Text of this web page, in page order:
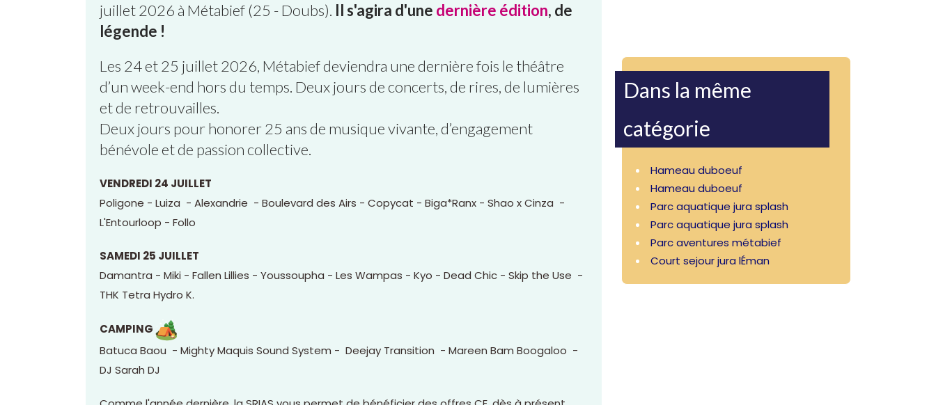
juillet 2026 à Métabief (25 - Doubs). Il s'agira d'une dernière édition, de
légende !
Les 24 et 25 juillet 2026, Métabief deviendra une dernière fois le théâtre
d’un week-end hors du temps. Deux jours de concerts, de rires, de lumières
et de retrouvailles.
Deux jours pour honorer 25 ans de musique vivante, d’engagement
bénévole et de passion collective.
VENDREDI 24 JUILLET
Poligone - Luiza - Alexandrie - Boulevard des Airs - Copycat - Biga*Ranx - Shao x Cinza -
L'Entourloop - Follo
SAMEDI 25 JUILLET
Damantra - Miki - Fallen Lillies - Youssoupha - Les Wampas - Kyo - Dead Chic - Skip the Use -
THK Tetra Hydro K.
CAMPING
Batuca Baou - Mighty Maquis Sound System - Deejay Transition - Mareen Bam Boogaloo -
DJ Sarah DJ
Dans la même
catégorie
Hameau duboeuf
Hameau duboeuf
Parc aquatique jura splash
Parc aquatique jura splash
Parc aventures métabief
Court sejour jura lÉman